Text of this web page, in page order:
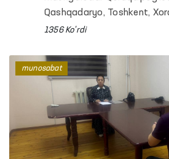
Qashqadaryo, Toshkent,
viloyatlari hamda Toshkent
hududlardagi mintaqaviy
o‘tkazilgan darslarda 800
qamrab olindi.
1356 Ko'rdi
munosabat